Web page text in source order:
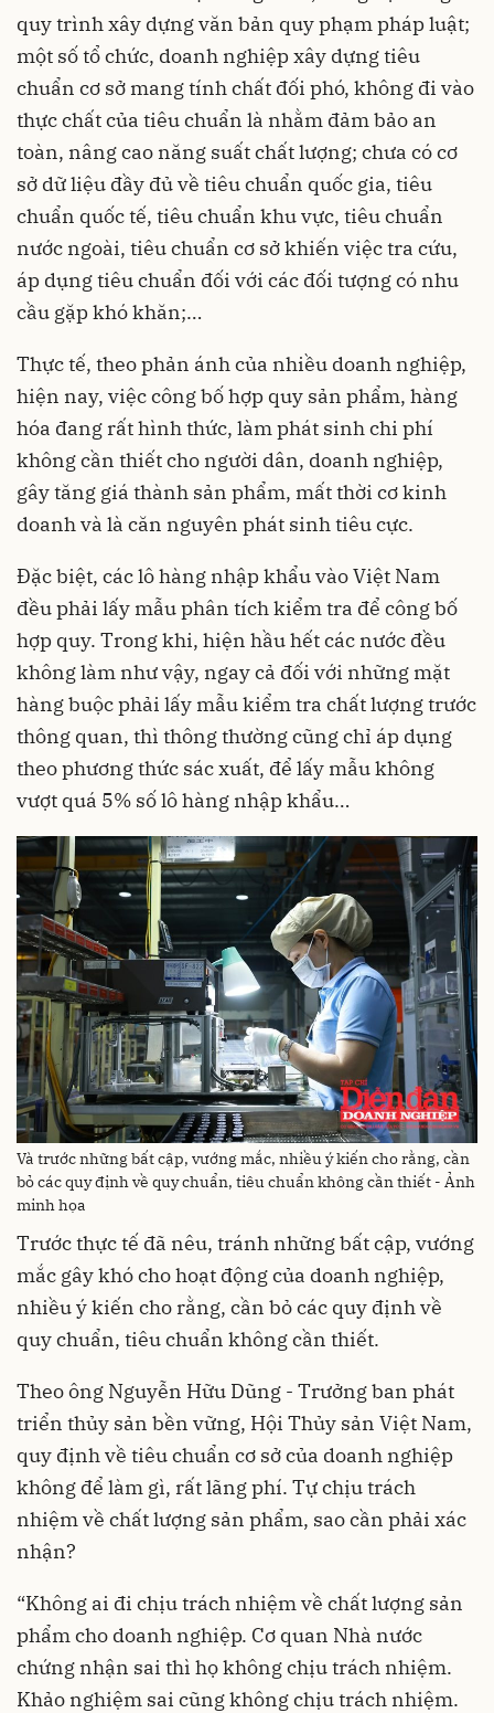
quy trình xây dựng văn bản quy phạm pháp luật;
một số tổ chức, doanh nghiệp xây dựng tiêu
chuẩn cơ sở mang tính chất đối phó, không đi vào
thực chất của tiêu chuẩn là nhằm đảm bảo an
toàn, nâng cao năng suất chất lượng; chưa có cơ
sở dữ liệu đầy đủ về tiêu chuẩn quốc gia, tiêu
chuẩn quốc tế, tiêu chuẩn khu vực, tiêu chuẩn
nước ngoài, tiêu chuẩn cơ sở khiến việc tra cứu,
áp dụng tiêu chuẩn đối với các đối tượng có nhu
cầu gặp khó khăn;…
Thực tế, theo phản ánh của nhiều doanh nghiệp,
hiện nay, việc công bố hợp quy sản phẩm, hàng
hóa đang rất hình thức, làm phát sinh chi phí
không cần thiết cho người dân, doanh nghiệp,
gây tăng giá thành sản phẩm, mất thời cơ kinh
doanh và là căn nguyên phát sinh tiêu cực.
Đặc biệt, các lô hàng nhập khẩu vào Việt Nam
đều phải lấy mẫu phân tích kiểm tra để công bố
hợp quy. Trong khi, hiện hầu hết các nước đều
không làm như vậy, ngay cả đối với những mặt
hàng buộc phải lấy mẫu kiểm tra chất lượng trước
thông quan, thì thông thường cũng chỉ áp dụng
theo phương thức sác xuất, để lấy mẫu không
vượt quá 5% số lô hàng nhập khẩu…
Và trước những bất cập, vướng mắc, nhiều ý kiến cho rằng, cần
bỏ các quy định về quy chuẩn, tiêu chuẩn không cần thiết - Ảnh
minh họa
Trước thực tế đã nêu, tránh những bất cập, vướng
mắc gây khó cho hoạt động của doanh nghiệp,
nhiều ý kiến cho rằng, cần bỏ các quy định về
quy chuẩn, tiêu chuẩn không cần thiết.
Theo ông Nguyễn Hữu Dũng - Trưởng ban phát
triển thủy sản bền vững, Hội Thủy sản Việt Nam,
quy định về tiêu chuẩn cơ sở của doanh nghiệp
không để làm gì, rất lãng phí. Tự chịu trách
nhiệm về chất lượng sản phẩm, sao cần phải xác
nhận?
“Không ai đi chịu trách nhiệm về chất lượng sản
phẩm cho doanh nghiệp. Cơ quan Nhà nước
chứng nhận sai thì họ không chịu trách nhiệm.
Khảo nghiệm sai cũng không chịu trách nhiệm.